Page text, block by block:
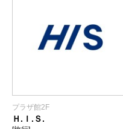
プラザ館2F
Ｈ.Ｉ.Ｓ.